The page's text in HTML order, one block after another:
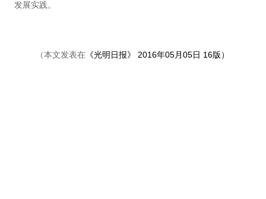
发展实践。
（本文发表在 《光明日报》 2016年05月05日 16版）